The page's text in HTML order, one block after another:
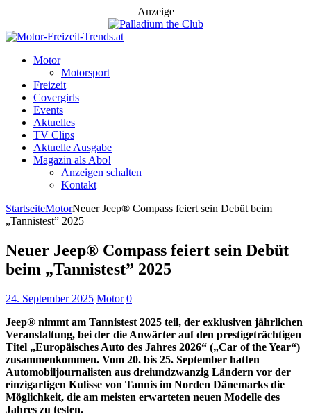
Anzeige
Motor
Motorsport
Freizeit
Covergirls
Events
Aktuelles
TV Clips
Aktuelle Ausgabe
Magazin als Abo!
Anzeigen schalten
Kontakt
StartseiteMotorNeuer Jeep® Compass feiert sein Debüt beim
„Tannistest” 2025
Neuer Jeep® Compass feiert sein Debüt
beim „Tannistest” 2025
24. September 2025 Motor 0
Jeep® nimmt am Tannistest 2025 teil, der exklusiven jährlichen
Veranstaltung, bei der die Anwärter auf den prestigeträchtigen
Titel „Europäisches Auto des Jahres 2026“ („Car of the Year“)
zusammenkommen. Vom 20. bis 25. September hatten
Automobiljournalisten aus dreiundzwanzig Ländern vor der
einzigartigen Kulisse von Tannis im Norden Dänemarks die
Möglichkeit, die am meisten erwarteten neuen Modelle des
Jahres zu testen.